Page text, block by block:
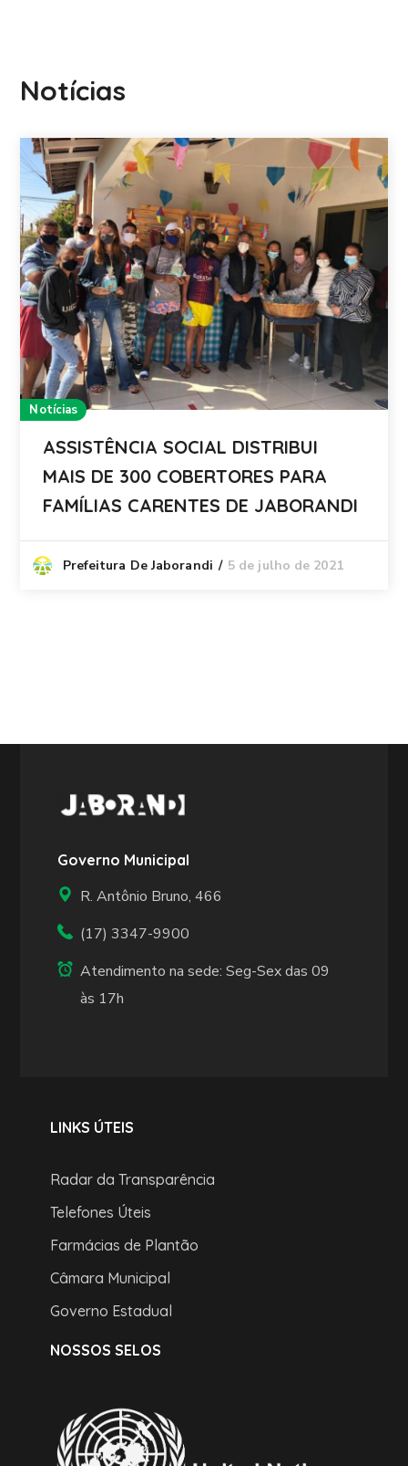
Notícias
Notícias
ASSISTÊNCIA SOCIAL DISTRIBUI
MAIS DE 300 COBERTORES PARA
FAMÍLIAS CARENTES DE JABORANDI
Prefeitura De Jaborandi 5 de julho de 2021
Governo Municipal
R. Antônio Bruno, 466
(17) 3347-9900
Atendimento na sede: Seg-Sex das 09
às 17h
LINKS ÚTEIS
Radar da Transparência
Telefones Úteis
Farmácias de Plantão
Câmara Municipal
Governo Estadual
NOSSOS SELOS